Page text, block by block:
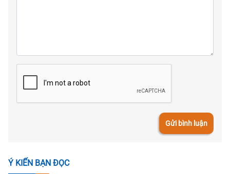
Gửi bình luận
Ý KIẾN BẠN ĐỌC